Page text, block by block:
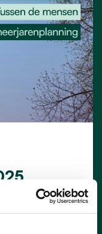
de Lantaarn
met onze